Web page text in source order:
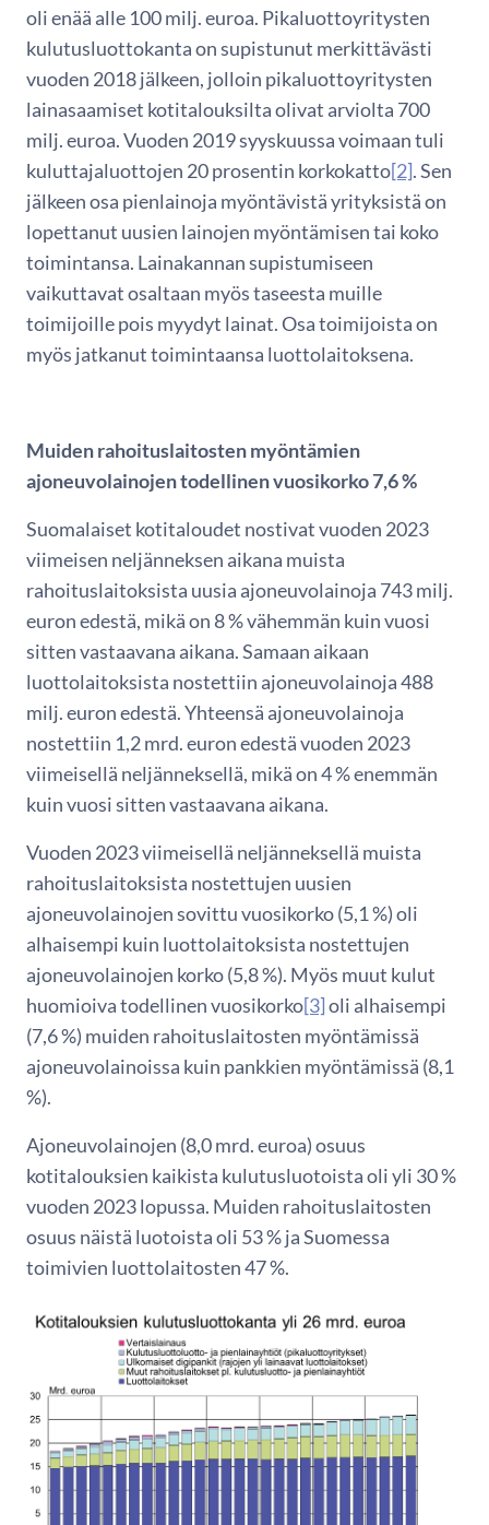
oli enää alle 100 milj. euroa. Pikaluottoyritysten
kulutusluottokanta on supistunut merkittävästi
vuoden 2018 jälkeen, jolloin pikaluottoyritysten
lainasaamiset kotitalouksilta olivat arviolta 700
milj. euroa. Vuoden 2019 syyskuussa voimaan tuli
kuluttajaluottojen 20 prosentin korkokatto[2]. Sen
jälkeen osa pienlainoja myöntävistä yrityksistä on
lopettanut uusien lainojen myöntämisen tai koko
toimintansa. Lainakannan supistumiseen
vaikuttavat osaltaan myös taseesta muille
toimijoille pois myydyt lainat. Osa toimijoista on
myös jatkanut toimintaansa luottolaitoksena.
Muiden rahoituslaitosten myöntämien
ajoneuvolainojen todellinen vuosikorko 7,6 %
Suomalaiset kotitaloudet nostivat vuoden 2023
viimeisen neljänneksen aikana muista
rahoituslaitoksista uusia ajoneuvolainoja 743 milj.
euron edestä, mikä on 8 % vähemmän kuin vuosi
sitten vastaavana aikana. Samaan aikaan
luottolaitoksista nostettiin ajoneuvolainoja 488
milj. euron edestä. Yhteensä ajoneuvolainoja
nostettiin 1,2 mrd. euron edestä vuoden 2023
viimeisellä neljänneksellä, mikä on 4 % enemmän
kuin vuosi sitten vastaavana aikana.
Vuoden 2023 viimeisellä neljänneksellä muista
rahoituslaitoksista nostettujen uusien
ajoneuvolainojen sovittu vuosikorko (5,1 %) oli
alhaisempi kuin luottolaitoksista nostettujen
ajoneuvolainojen korko (5,8 %). Myös muut kulut
huomioiva todellinen vuosikorko[3]oli alhaisempi
(7,6 %) muiden rahoituslaitosten myöntämissä
ajoneuvolainoissa kuin pankkien myöntämissä (8,1
%).
Ajoneuvolainojen (8,0 mrd. euroa) osuus
kotitalouksien kaikista kulutusluotoista oli yli 30 %
vuoden 2023 lopussa. Muiden rahoituslaitosten
osuus näistä luotoista oli 53 % ja Suomessa
toimivien luottolaitosten 47 %.